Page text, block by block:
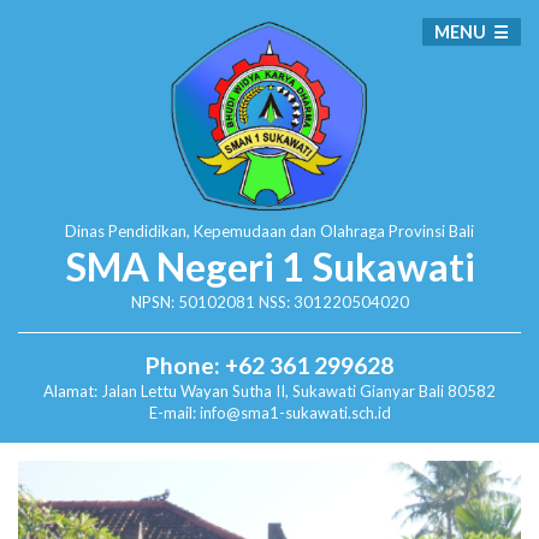
Dinas Pendidikan, Kepemudaan dan Olahraga Provinsi Bali
SMA Negeri 1 Sukawati
NPSN: 50102081 NSS: 301220504020
Phone: +62 361 299628
Alamat: Jalan Lettu Wayan Sutha II, SukawatiGianyar Bali 80582
E-mail: info@sma1-sukawati.sch.id
MENU